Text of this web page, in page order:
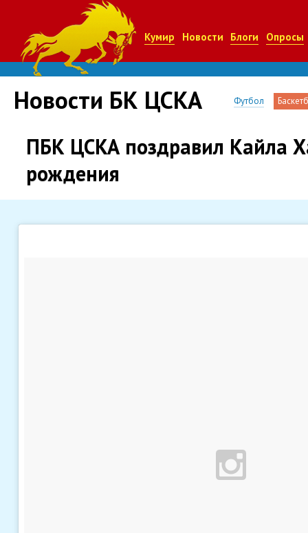
Кумир Новости Блоги Опросы
Новости БК ЦСКА Футбол
ПБК ЦСКА поздравил Кайла
рождения